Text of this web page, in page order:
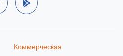
Коммерческая